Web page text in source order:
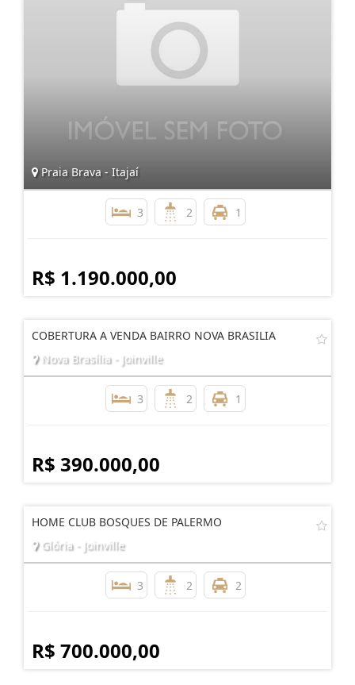
Praia Brava - Itajaí
3 2 1
R$ 1.190.000,00
COBERTURA A VENDA BAIRRO NOVA BRASILIA
Nova Brasília - Joinville
3 2 1
R$ 390.000,00
HOME CLUB BOSQUES DE PALERMO
Glória - Joinville
3 2 2
R$ 700.000,00